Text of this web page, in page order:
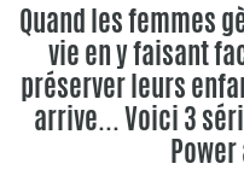
Quand les femmes
vie en y faisant
préserver leurs
arrive... Voici 3